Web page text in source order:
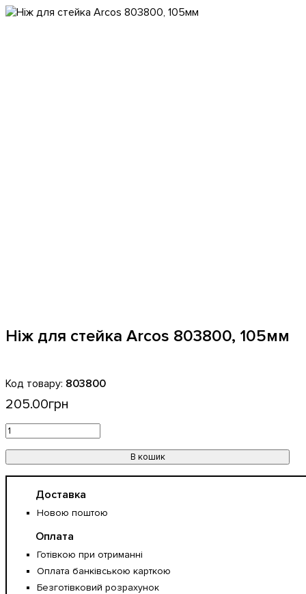
Ніж для стейка Arcos 803800, 105мм
803800
205.00грн
В кошик
Доставка
Новою поштою
Оплата
Готівкою при отриманні
Оплата банківською карткою
Безготівковий розрахунок